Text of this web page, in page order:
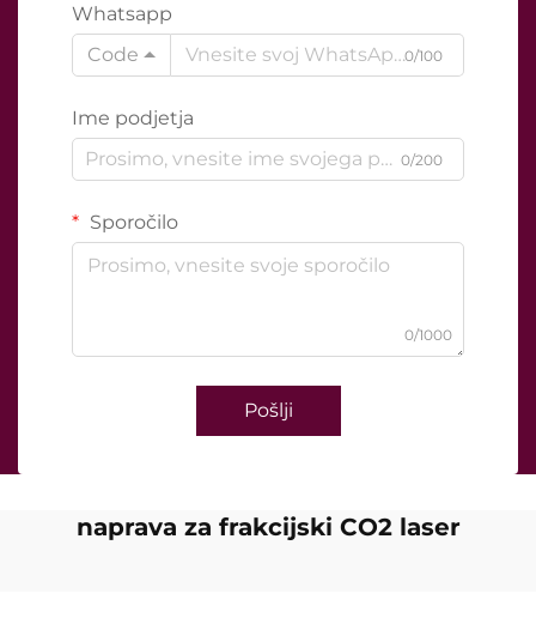
Whatsapp
Code
0/100
Ime podjetja
0/200
Sporočilo
0/1000
Pošlji
naprava za frakcijski CO2 laser